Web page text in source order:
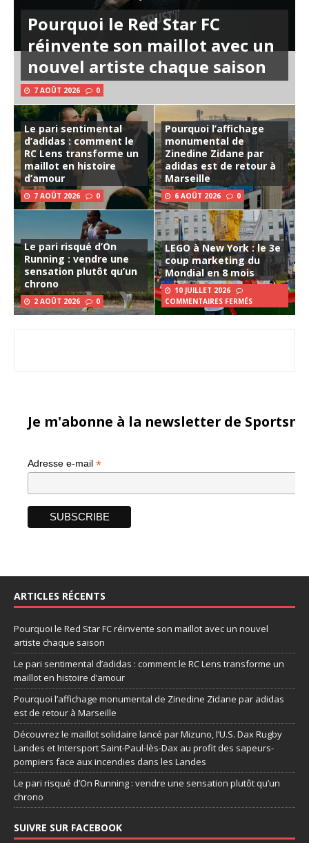
Pourquoi le Red Star FC
réinvente son maillot avec un
nouvel artiste chaque saison
7 AOÛT 2026 0
Le pari sentimental
d’adidas : comment le
RC Lens transforme un
maillot en histoire
d’amour
7 AOÛT 2026 0
Pourquoi l’affichage
monumental de
Zinedine Zidane par
adidas est de retour à
Marseille
6 AOÛT 2026 0
Le pari risqué d’On
Running : vendre une
sensation plutôt qu’un
chrono
2 AOÛT 2026 0
LEGO à New York : le 3e
coup marketing du
Mondial en 8 mois
10 JUILLET 2026
COMMENTAIRES FERMÉS
Je m'abonne à la newsletter de
Adresse e-mail *
ARTICLES RÉCENTS
Pourquoi le Red Star FC réinvente son maillot avec un nouvel
artiste chaque saison
Le pari sentimental d’adidas : comment le RC Lens transforme un
maillot en histoire d’amour
Pourquoi l’affichage monumental de Zinedine Zidane par adidas
est de retour à Marseille
Découvrez le maillot solidaire lancé par Mizuno, l’U.S. Dax Rugby
Landes et Intersport Saint-Paul-lès-Dax au profit des sapeurs-
pompiers face aux incendies dans les Landes
Le pari risqué d’On Running : vendre une sensation plutôt qu’un
chrono
SUIVRE SUR FACEBOOK